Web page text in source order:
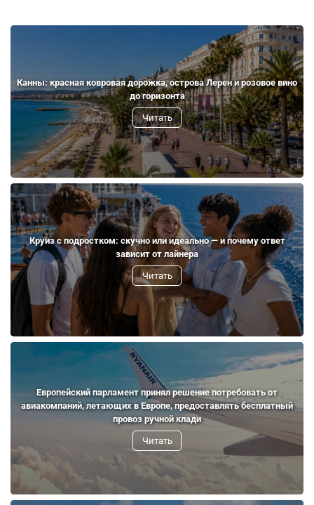
Канны: красная ковровая дорожка, острова Лерен и розовое вино
до горизонта
Читать
Круиз с подростком: скучно или идеально — и почему ответ
зависит от лайнера
Читать
Европейский парламент принял решение потребовать от
авиакомпаний, летающих в Европе, предоставлять бесплатный
провоз ручной клади
Читать